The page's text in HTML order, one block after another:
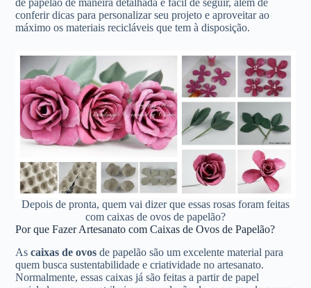
de papelão de maneira detalhada e fácil de seguir, além de
conferir dicas para personalizar seu projeto e aproveitar ao
máximo os materiais recicláveis que tem à disposição.
Depois de pronta, quem vai dizer que essas rosas foram feitas
com caixas de ovos de papelão?
Por que Fazer Artesanato com Caixas de Ovos de Papelão?
Ascaixas de ovos de papelão são um excelente material para
quem busca sustentabilidade e criatividade no artesanato.
Normalmente, essas caixas já são feitas a partir de papel